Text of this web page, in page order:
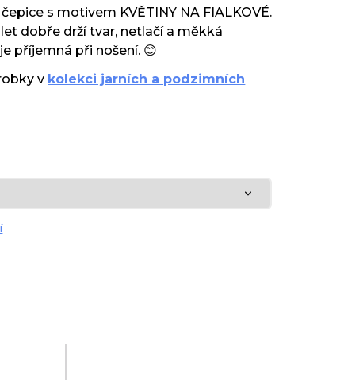
s motivem KVĚTINY NA FIALKOVÉ.
dobře drží tvar, netlačí a měkká
příjemná při nošení. 😊
v kolekci jarních a podzimních